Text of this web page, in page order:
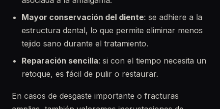
Mayor conservación del diente: se adhiere a la
estructura dental, lo que permite eliminar menos
tejido sano durante el tratamiento.
Reparación sencilla: si con el tiempo necesita un
retoque, es fácil de pulir o restaurar.
En casos de desgaste importante o fracturas